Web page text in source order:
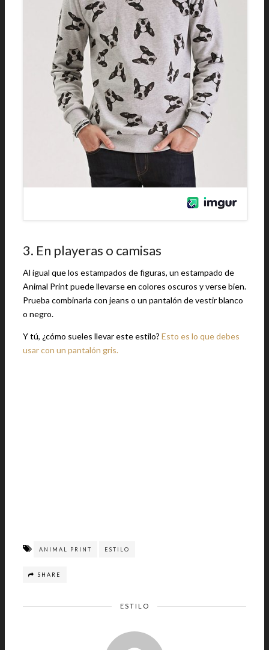
3. En playeras o camisas
Al igual que los estampados de figuras, un estampado de
Animal Print puede llevarse en colores oscuros y verse bien.
Prueba combinarla con jeans o un pantalón de vestir blanco
o negro.
Y tú, ¿cómo sueles llevar este estilo? Esto es lo que debes
usar con un pantalón gris.
ANIMAL PRINT ESTILO
SHARE
ESTILO